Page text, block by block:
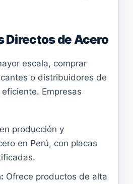
Directos de Acero
escala, comprar
o distribuidores de
Empresas
producción y
en Perú, con placas
Ofrece productos de alta